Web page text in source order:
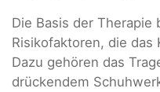
Die Basis der Therapie
Risikofaktoren, die das
Dazu gehören das
drückendem